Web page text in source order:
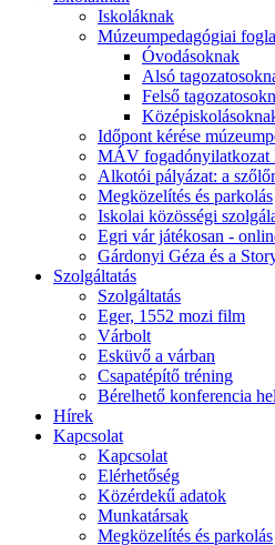
Iskoláknak
Múzeumpedagógiai
Óvodásoknak
Alsó
Felső
Időpont kérése
MÁV fogadónyilatkozat
Alkotói pályázat: a
Megközelítés és parkolás
Iskolai közösségi
Egri vár játékosan -
Gárdonyi Géza és a
Szolgáltatás
Szolgáltatás
Eger, 1552 mozi film
Várbolt
Esküvő a várban
Csapatépítő tréning
Bérelhető konferencia
Hírek
Kapcsolat
Kapcsolat
Elérhetőség
Közérdekű adatok
Munkatársak
Megközelítés és parkolás